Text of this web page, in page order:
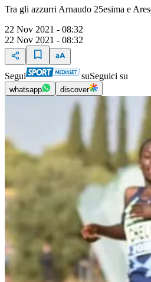
Tra gli azzurri Arnaudo 25esima e
22 Nov 2021 - 08:32
22 Nov 2021 - 08:32
Segui suSeguici su
whatsapp discover